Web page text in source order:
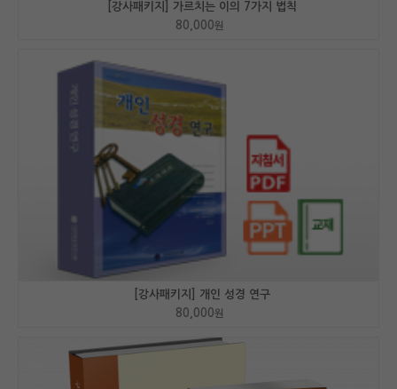
[강사패키지] 가르치는 이의 7가지 법칙
80,000원
[강사패키지] 개인 성경 연구
80,000원